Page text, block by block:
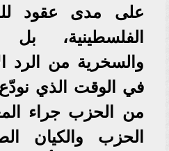
على مدى عقود
الفلسطينية،
والسخرية من الرد
في الوقت الذي
من الحزب جراء
الحزب والكيان